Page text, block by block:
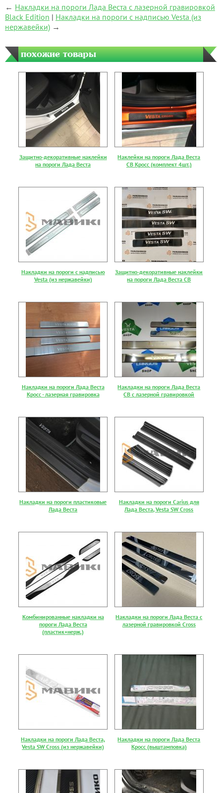
← Накладки на пороги Лада Веста с лазерной гравировкой
Black Edition | Накладки на пороги с надписью Vesta (из
нержавейки) →
похожие товары
Защитно-декоративные наклейки
на пороги Лада Веста
Наклейки на пороги Лада Веста
СВ Кросс (комплект 4шт.)
Накладки на пороги с надписью
Vesta (из нержавейки)
Защитно-декоративные наклейки
на пороги Лада Веста СВ
Накладки на пороги Лада Веста
Кросс - лазерная гравировка
Накладки на пороги Лада Веста
СВ с лазерной гравировкой
Накладки на пороги пластиковые
Лада Веста
Накладки на пороги Carius для
Лада Веста, Vesta SW Cross
Комбинированные накладки на
пороги Лада Веста
(пластик+нерж.)
Накладки на пороги Лада Веста с
лазерной гравировкой Cross
Накладки на пороги Лада Веста,
Vesta SW Cross (из нержавейки)
Накладки на пороги Лада Веста
Кросс (выштамповка)